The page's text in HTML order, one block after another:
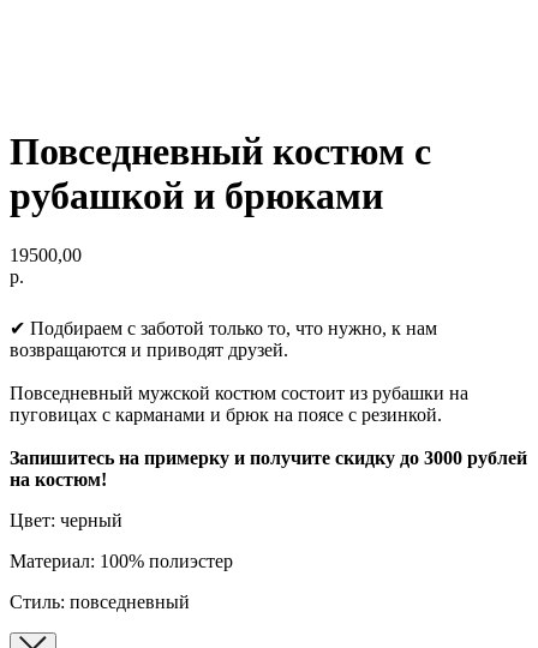
Повседневный костюм с
рубашкой и брюками
19500,00
р.
✔ Подбираем с заботой только то, что нужно, к нам
возвращаются и приводят друзей.
Повседневный мужской костюм состоит из рубашки на
пуговицах с карманами и брюк на поясе с резинкой.
Запишитесь на примерку и получите скидку до 3000 рублей
на костюм!
Цвет: черный
Материал: 100% полиэстер
Стиль: повседневный